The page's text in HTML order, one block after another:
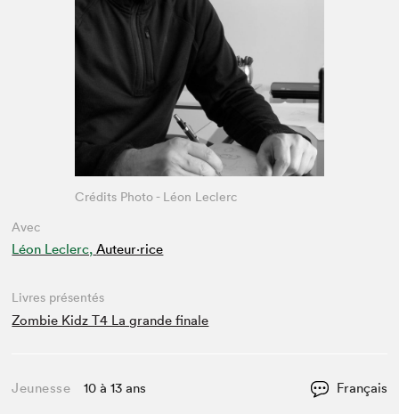
Avec
Léon Leclerc, Auteur·rice
Crédits Photo - Léon Leclerc
Livres présentés
Zombie Kidz T4 La grande finale
Jeunesse 10 à 13 ans Français